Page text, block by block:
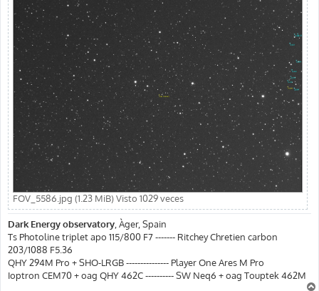
FOV_5586.jpg (1.23 MiB) Visto 1029 veces
Dark Energy observatory , Àger, Spain
Ts Photoline triplet apo 115/800 F7 ------- Ritchey Chretien carbon
203/1088 F5.36
QHY 294M Pro + SHO-LRGB --------------- Player One Ares M Pro
Ioptron CEM70 + oag QHY 462C ---------- SW Neq6 + oag Touptek 462M